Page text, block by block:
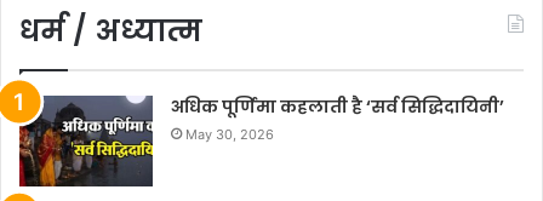
धर्म / अध्यात्म
अधिक पूर्णिमा कहलाती है ‘सर्व सिद्धिदायिनी’
May 30, 2026